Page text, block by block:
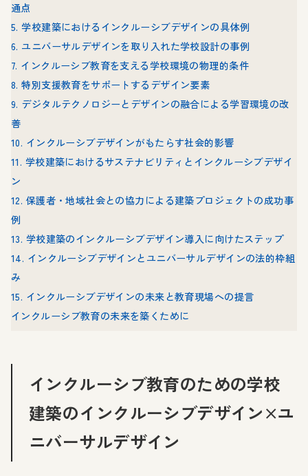
通点
5. 学校建築におけるインクルーシブデザインの具体例
6. ユニバーサルデザインを取り入れた学校設計の事例
7. インクルーシブ教育を支える学校環境の物理的条件
8. 特別支援教育をサポートするデザイン要素
9. デジタルテクノロジーとデザインの融合による学習環境の改
善
10. インクルーシブデザインがもたらす社会的影響
11. 学校建築におけるサステナビリティとインクルーシブデザイ
ン
12. 保護者・地域社会との協力による建築プロジェクトの成功事
例
13. 学校建築のインクルーシブデザイン導入に向けたステップ
14. インクルーシブデザインとユニバーサルデザインの法的枠組
み
15. インクルーシブデザインの未来と教育現場への提言
インクルーシブ教育の未来を築くために
インクルーシブ教育のための学校
建築のインクルーシブデザイン×ユ
ニバーサルデザイン